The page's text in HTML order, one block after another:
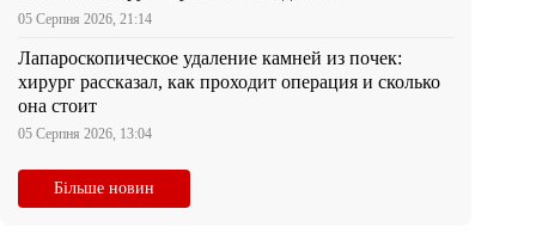
05 Серпня 2026, 21:14
Лапароскопическое удаление камней из почек:
хирург рассказал, как проходит операция и сколько
она стоит
05 Серпня 2026, 13:04
Більше новин